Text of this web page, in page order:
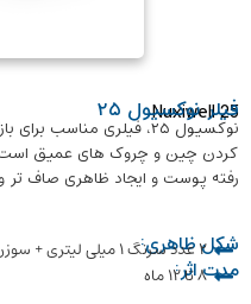
Nuxiwell 25
فیلر نوکسیول ۲۵
نوکسیول ۲۵، فیلری
کردن چین و چروک های عمیق
رفته پوست و ایجاد ظاهری صاف تر
شکل ظاهری:
۲ عدد سرنگ ۱ میلی لیتری + سوزن گیج ۲۷
مدت اثر:
8 تا 12 ماه